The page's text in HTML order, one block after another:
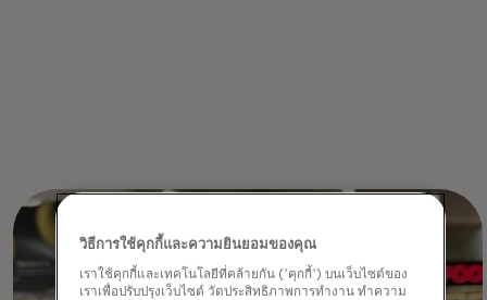
วิธีการใช้คุกกี้และความยินยอมของคุณ
เราใช้คุกกี้และเทคโนโลยีที่คล้ายกัน ('คุกกี้') บนเว็บไซต์ของ
เราเพื่อปรับปรุงเว็บไซต์ วัดประสิทธิภาพการทำงาน ทำความ